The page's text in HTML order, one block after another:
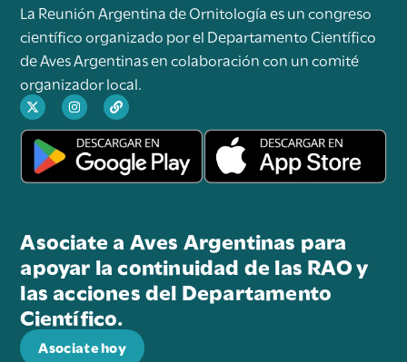
La Reunión Argentina de Ornitología es un congreso
científico organizado por el Departamento Científico
de Aves Argentinas en colaboración con un comité
organizador local.
Asociate a Aves Argentinas para
apoyar la continuidad de las RAO y
las acciones del Departamento
Científico.
Asociate hoy